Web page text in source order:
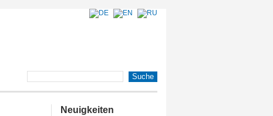
Neuigkeiten